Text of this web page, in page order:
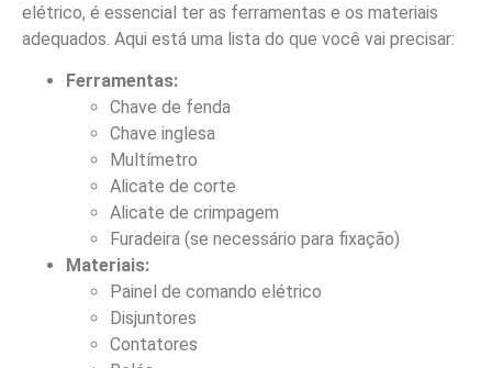
elétrico, é essencial ter as ferramentas e os materiais
adequados. Aqui está uma lista do que você vai precisar:
Ferramentas:
Chave de fenda
Chave inglesa
Multímetro
Alicate de corte
Alicate de crimpagem
Furadeira (se necessário para fixação)
Materiais:
Painel de comando elétrico
Disjuntores
Contatores